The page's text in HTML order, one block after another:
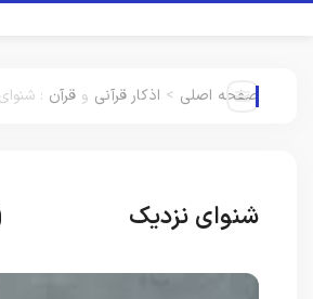
صفحه اصلی > اذکار قرآنی و قرآن :
شنوای نزدیک